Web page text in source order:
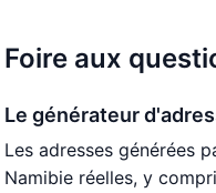
Foire aux
Le générateur
Les adresses générées
Namibie réelles, y